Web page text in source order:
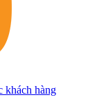
khách hàng